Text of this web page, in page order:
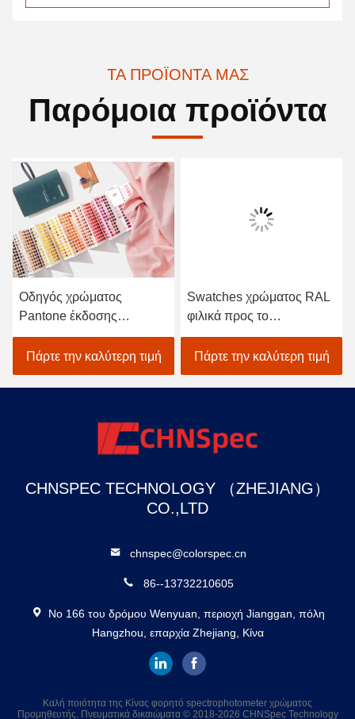
ΤΑ ΠΡΟΪΌΝΤΑ ΜΑΣ
Παρόμοια προϊόντα
Οδηγός χρώματος
Pantone έκδοσης
βαμβακιού, εύκολη
μεταφορά διαγραμμάτων
χρώματος Pantone
Πάρτε την καλύτερη τιμή
Swatches χρώματος RAL
φιλικά προς το
περιβάλλον υλικά τύπων
χρωμάτων
Πάρτε την καλύτερη τιμή
CHNSPEC TECHNOLOGY （ZHEJIANG）
CO.,LTD
chnspec@colorspec.cn
86--13732210605
Νο 166 του δρόμου Wenyuan, περιοχή Jianggan, πόλη
Hangzhou, επαρχία Zhejiang, Κίνα
Καλή ποιότητα της Κίνας φορητό spectrophotometer χρώματος
Προμηθευτής. Πνευματικά δικαιώματα © 2018-2026 CHNSpec Technology